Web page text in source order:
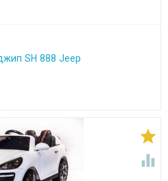
SH 888 Jeep

